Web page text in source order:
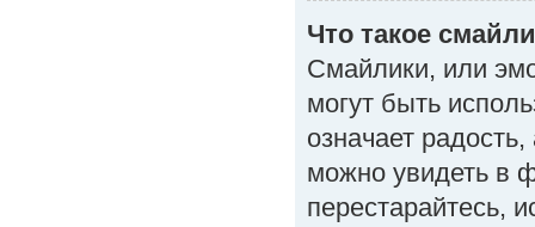
Что такое
Смайлики, или
могут быть
означает
можно увидеть в
перестарайтесь,